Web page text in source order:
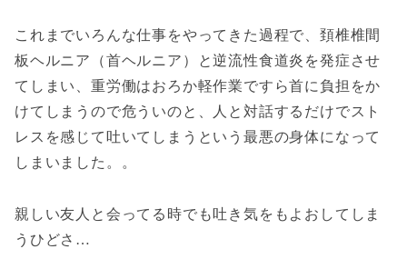
これまでいろんな仕事をやってきた過程で、頚椎椎間
板ヘルニア（首ヘルニア）と逆流性食道炎を発症させ
てしまい、重労働はおろか軽作業ですら首に負担をか
けてしまうので危ういのと、人と対話するだけでスト
レスを感じて吐いてしまうという最悪の身体になって
しまいました。。
親しい友人と会ってる時でも吐き気をもよおしてしま
うひどさ…